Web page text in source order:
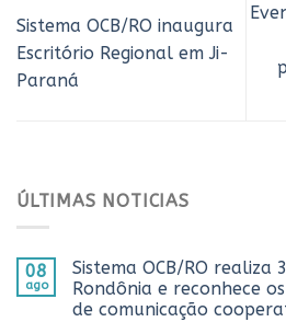
Sistema OCB/RO inaugura
Escritório Regional em Ji-
Paraná
ÚLTIMAS NOTICIAS
08
ago
Sistema OCB/RO realiza
Rondônia e reconhece
de comunicação